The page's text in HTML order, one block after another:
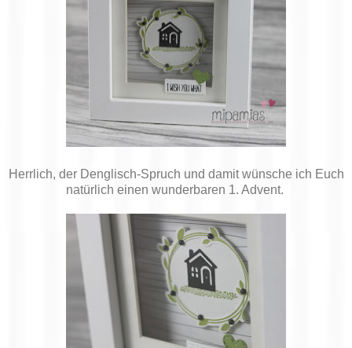
Herrlich, der Denglisch-Spruch und damit wünsche ich Euch
natürlich einen wunderbaren 1. Advent.